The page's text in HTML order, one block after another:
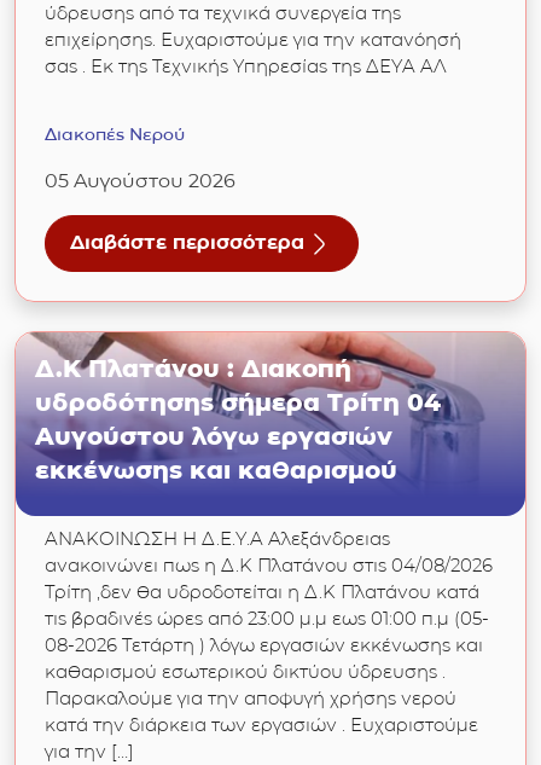
ύδρευσης από τα τεχνικά συνεργεία της
επιχείρησης. Ευχαριστούμε για την κατανόησή
σας . Εκ της Τεχνικής Υπηρεσίας της ΔΕΥΑ ΑΛ
Διακοπές Νερού
05 Αυγούστου 2026
Διαβάστε περισσότερα
για Δ.Κ Νεοκάστρου : Διακοπή υδροδότησης
Δ.Κ Πλατάνου : Διακοπή
υδροδότησης σήμερα Τρίτη 04
Αυγούστου λόγω εργασιών
εκκένωσης και καθαρισμού
ΑΝΑΚΟΙΝΩΣΗ Η Δ.Ε.Υ.Α Αλεξάνδρειας
ανακοινώνει πως η Δ.Κ Πλατάνου στις 04/08/2026
Τρίτη ,δεν θα υδροδοτείται η Δ.Κ Πλατάνου κατά
τις βραδινές ώρες από 23:00 μ.μ εως 01:00 π.μ (05-
08-2026 Τετάρτη ) λόγω εργασιών εκκένωσης και
καθαρισμού εσωτερικού δικτύου ύδρευσης .
Παρακαλούμε για την αποφυγή χρήσης νερού
κατά την διάρκεια των εργασιών . Ευχαριστούμε
για την […]